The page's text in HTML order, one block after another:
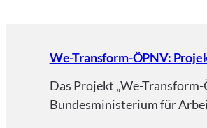
We-Transform-ÖPNV:
Das Projekt „We-
Bundesministerium für